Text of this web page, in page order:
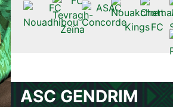
ASC GENDRIM